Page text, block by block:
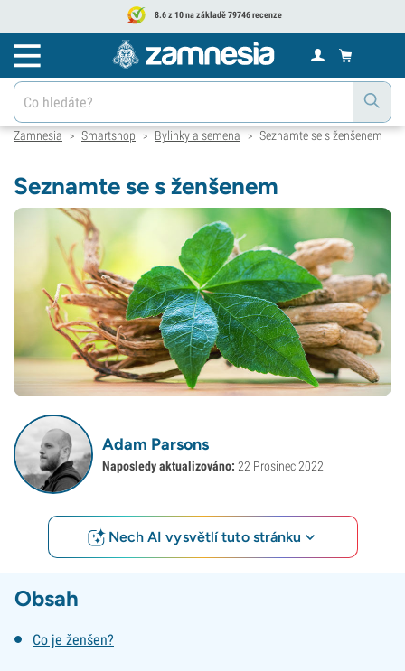
8.6 z 10 na základě 79746 recenze
Zamnesia > Smartshop > Bylinky a semena > Seznamte se s ženšenem
Seznamte se s ženšenem
Adam Parsons
Naposledy aktualizováno: 22 Prosinec 2022
Nech AI vysvětlí tuto stránku
Obsah
Co je ženšen?